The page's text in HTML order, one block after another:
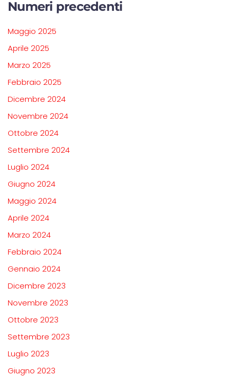
Numeri precedenti
Maggio 2025
Aprile 2025
Marzo 2025
Febbraio 2025
Dicembre 2024
Novembre 2024
Ottobre 2024
Settembre 2024
Luglio 2024
Giugno 2024
Maggio 2024
Aprile 2024
Marzo 2024
Febbraio 2024
Gennaio 2024
Dicembre 2023
Novembre 2023
Ottobre 2023
Settembre 2023
Luglio 2023
Giugno 2023